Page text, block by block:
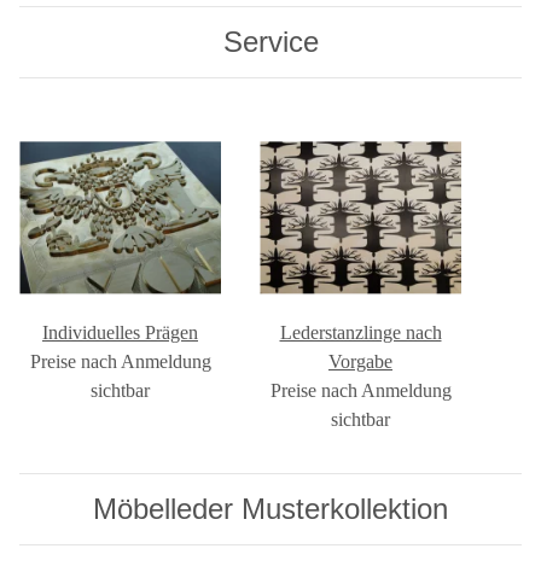
Service
Individuelles Prägen
Preise nach Anmeldung
sichtbar
Lederstanzlinge nach
Vorgabe
Preise nach Anmeldung
sichtbar
Möbelleder Musterkollektion